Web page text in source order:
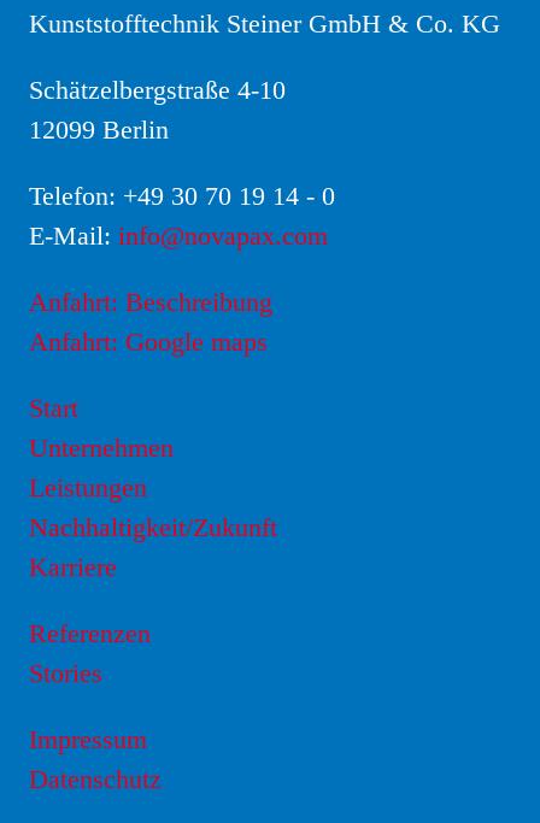
Kunststofftechnik Steiner GmbH & Co. KG
Schätzelbergstraße 4-10
12099 Berlin
Telefon: +49 30 70 19 14 - 0
E-Mail: info@novapax.com
Anfahrt: Beschreibung
Anfahrt: Google maps
Start
Unternehmen
Leistungen
Nachhaltigkeit/Zukunft
Karriere
Referenzen
Stories
Impressum
Datenschutz